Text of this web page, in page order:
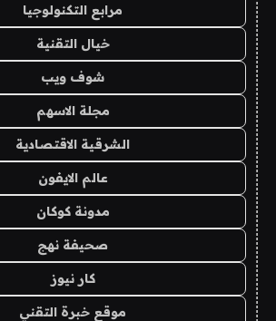
مرابع التكنولوجيا
خيال التقنية
شوف ويب
مجلة الاسهم
الشرقية الاقتصادية
عالم الايفون
مدونة كوكان
صحيفة نهج
كار نيوز
موقع خبرة التقني